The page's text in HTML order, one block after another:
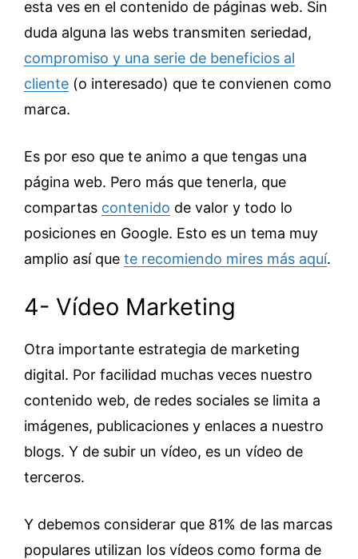
esta ves en el contenido de páginas web. Sin
duda alguna las webs transmiten seriedad,
compromiso y una serie de beneficios al
cliente (o interesado) que te convienen como
marca.
Es por eso que te animo a que tengas una
página web. Pero más que tenerla, que
compartas contenido de valor y todo lo
posiciones en Google. Esto es un tema muy
amplio así que te recomiendo mires más aquí.
4- Vídeo Marketing
Otra importante estrategia de marketing
digital. Por facilidad muchas veces nuestro
contenido web, de redes sociales se limita a
imágenes, publicaciones y enlaces a nuestro
blogs. Y de subir un vídeo, es un vídeo de
terceros.
Y debemos considerar que 81% de las marcas
populares utilizan los vídeos como forma de